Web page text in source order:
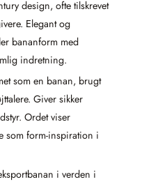
design, ofte tilskrevet
Elegant og
bananform med
indretning.
som en banan, brugt
Giver sikker
Ordet viser
som form-inspiration i
i verden i